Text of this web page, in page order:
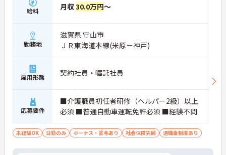
給料 月収30.0万円～
勤務地
滋賀県 守山市
ＪＲ東海道本線(米原－神戸)
雇用形態 契約社員・嘱託社員
応募要件
■介護職員初任者研修（ヘルパー2級）以上
必須 ■普通自動車運転免許必須 ■経験不問
未経験OK 日勤のみ ボーナス・賞与あり 社会保険完備 退職金制度あり